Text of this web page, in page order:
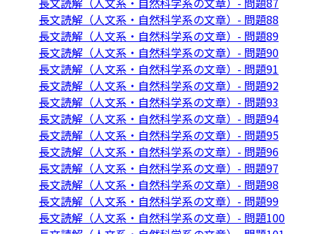
長文読解（人文系・自然科学系の文章）- 問題88
長文読解（人文系・自然科学系の文章）- 問題89
長文読解（人文系・自然科学系の文章）- 問題90
長文読解（人文系・自然科学系の文章）- 問題91
長文読解（人文系・自然科学系の文章）- 問題92
長文読解（人文系・自然科学系の文章）- 問題93
長文読解（人文系・自然科学系の文章）- 問題94
長文読解（人文系・自然科学系の文章）- 問題95
長文読解（人文系・自然科学系の文章）- 問題96
長文読解（人文系・自然科学系の文章）- 問題97
長文読解（人文系・自然科学系の文章）- 問題98
長文読解（人文系・自然科学系の文章）- 問題99
長文読解（人文系・自然科学系の文章）- 問題100